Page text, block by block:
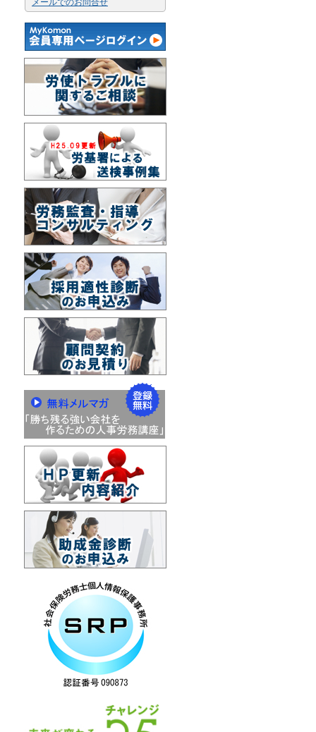
メールでのお問合せ